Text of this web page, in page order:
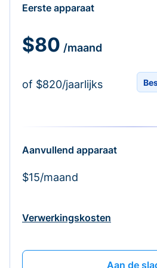
Eerste apparaat
$80 /maand
of $820/jaarlijks
Aanvullend apparaat
$15/maand
Verwerkingskosten
Aan de